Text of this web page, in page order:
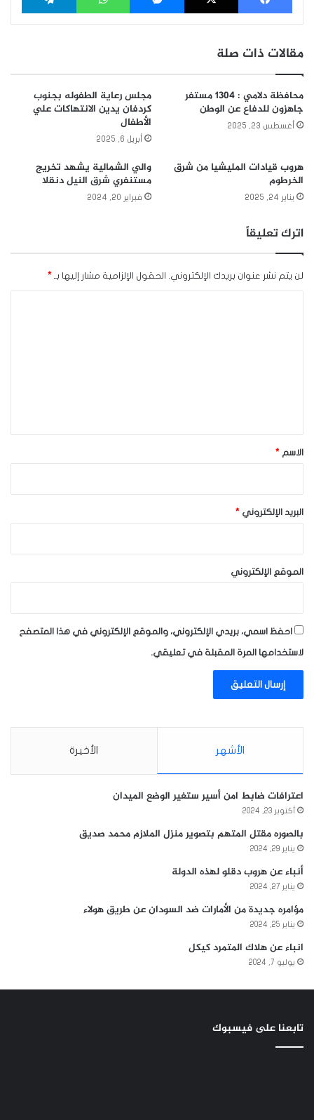
مقالات ذات صلة
محافظة دلامي : 1304 مستفر
جاهزون للدفاع عن الوطن
أغسطس 23, 2025
مجلس رعاية الطفوله بجنوب
كردفان يدين الانتهاكات علي
الأطفال
أبريل 6, 2025
هروب قيادات المليشيا من شرق
الخرطوم
يناير 24, 2025
والي الشمالية يشهد تخريج
مستنفري شرق النيل دنقلا
فبراير 20, 2024
اترك تعليقاً
لن يتم نشر عنوان بريدك الإلكتروني. الحقول الإلزامية مشار إليها بـ *
*الاسم *
البريد الإلكتروني *
الموقع الإلكتروني
احفظ اسمي، بريدي الإلكتروني، والموقع الإلكتروني في هذا المتصفح
لاستخدامها المرة المقبلة في تعليقي.
الأشهر الأخيرة
اعترافات ضابط امن أسير ستغير الوضع الميدان
أكتوبر 23, 2024
بالصوره مقتل المتهم بتصوير منزل الملازم محمد صديق
يناير 29, 2024
أنباء عن هروب دقلو لهذه الدولة
يناير 27, 2024
مؤامره جديدة من الأمارات ضد السودان عن طريق هولاء
يناير 25, 2024
انباء عن هلاك المتمرد كيكل
يوليو 7, 2024
تابعنا على فيسبوك